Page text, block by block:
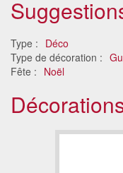
Type : Déco
Type de décoration :
Fête : Noël